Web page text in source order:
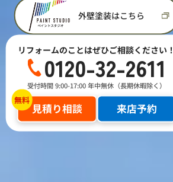
外壁塗装はこちら
リフォームのことはぜひご相談ください！
0120-32-2611
受付時間 9:00-17:00 年中無休（長期休暇除く）
見積り相談 来店予約